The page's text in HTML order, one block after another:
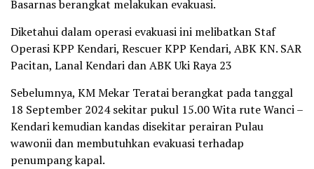
Basarnas berangkat melakukan evakuasi.
Diketahui dalam operasi evakuasi ini melibatkan Staf
Operasi KPP Kendari, Rescuer KPP Kendari, ABK KN. SAR
Pacitan, Lanal Kendari dan ABK Uki Raya 23
Sebelumnya, KM Mekar Teratai berangkat pada tanggal
18 September 2024 sekitar pukul 15.00 Wita rute Wanci –
Kendari kemudian kandas disekitar perairan Pulau
wawonii dan membutuhkan evakuasi terhadap
penumpang kapal.